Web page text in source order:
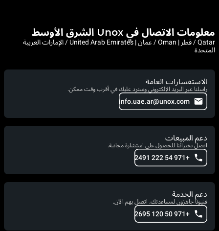
معلومات الاتصال في Unox الشرق الأوسط
Qatar / قطر | Oman / عمان | United Arab Emirates / الإمارات العربية
المتحدة
الاستفسارات العامة
راسلنا عبر البريد الإلكتروني وسنرد عليك في أقرب وقت ممكن.
info.uae.ar@unox.com
دعم المبيعات
اتصل بخبرائنا للحصول على استشارة مجانية.
+971 54 222 2491
دعم الخدمة
فنيونا جاهزون لمساعدتك. اتصل بهم الآن.
+971 50 120 2695